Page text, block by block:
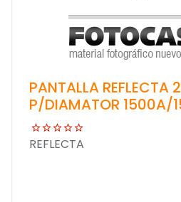
PANTALLA REFLECTA
P/DIAMATOR 1500A/
REFLECTA